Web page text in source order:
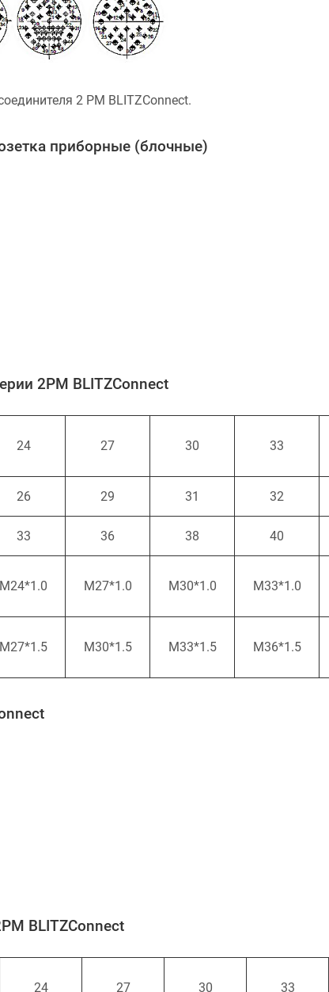
2 PM BLITZConnect.
приборные (блочные)
2PM BLITZConnect
24 27 30 33
26 29 31 32
33 36 38 40
M24*1.0 M27*1.0 M30*1.0 M33*1.0
M27*1.5 M30*1.5 M33*1.5 M36*1.5
BLITZConnect
24 27 30 33